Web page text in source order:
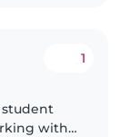
1
student
with